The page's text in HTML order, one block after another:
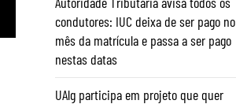
condutores: IUC deixa de ser pago no
mês da matrícula e passa a ser pago
nestas datas
UAlg participa em projeto que quer